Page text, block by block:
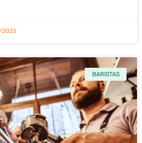
2025
BARISTAS